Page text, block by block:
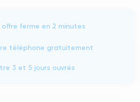
offre ferme en 2 minutes
téléphone gratuitement
3 et 5 jours ouvrés